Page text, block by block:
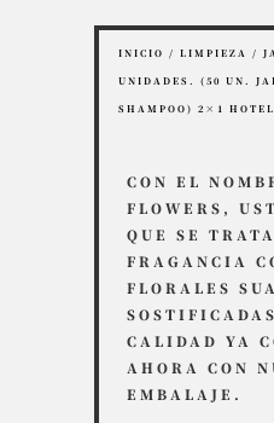
INICIO / LIMPIEZA /
UNIDADES. (50 UN.
SHAMPOO) 2×1
CON EL
FLOWERS,
QUE SE
FRAGANCIA
FLORALES
CALIDAD YA
AHORA CON
EMBALAJE.